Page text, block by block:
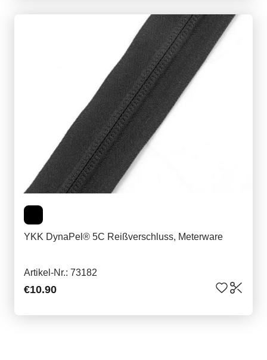
YKK DynaPel® 5C Reißverschluss, Meterware
Artikel-Nr.: 73182
€10.90